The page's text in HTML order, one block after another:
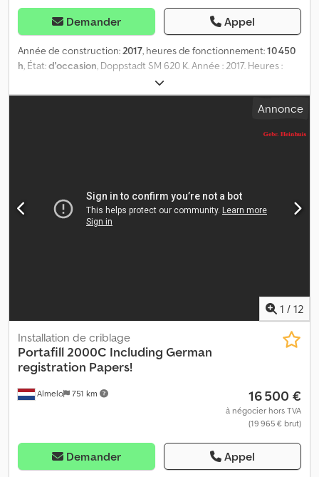
Demander Appel
Année de construction:2017, heures de fonctionnement:10 450
h, État:d'occasion, Doppstadt SM 620 K. Année : 2017. Heures :
10 450. Poids : 24 000 kg. Machine conforme aux normes CE.
Largeur des lames : 500 mm. État : 80 %. Télécommande radio.
Châssis réglable en hauteur. Crodpfxezb D Umo Afdef Convoyeur
N° d’identification : 149. Les conditions générales de vente de
implique l’acceptation des conditions générales de vente de
Heinhuis et confirme que vous en avez pris connaissance. Nos
prix sont des prix nets d’exportation. = Informations
Annonce
1 / 12
Almelo 751 km
Installation de criblage
Portafill2000C Including German
registration Papers!
16 500 €
à négocier hors TVA
(19 965 € brut)
Demander Appel